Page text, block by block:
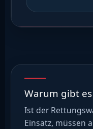
Warum gibt
Ist der
Einsatz, müssen